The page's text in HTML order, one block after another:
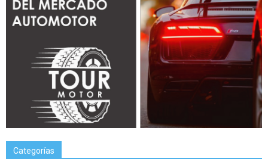
Categorías